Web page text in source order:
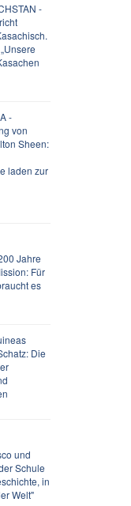
-
-
von
Sheen:
laden zur
Jahre
Für
es
Die
und
Schule
in
Welt"